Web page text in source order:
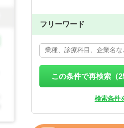
フリーワード
この条件で再検索（
検索条件